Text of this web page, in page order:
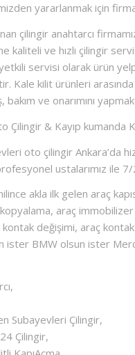
yararlanmak için
çilingir anahtarcı
kaliteli ve hızlı çilingir
servisi olarak ürün
Kale kilit ürünleri
bakım ve onarımını
Çilingir & Kayıp kumanda
oto çilingir Ankara’da
ustalarımız ile
akla ilk gelen araç
araç
değişimi, araç
ister BMW olsun ister
Subayevleri Çilingir,
Çilingir,